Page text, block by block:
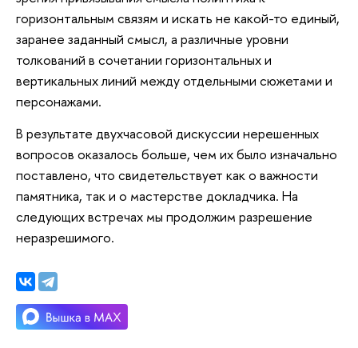
горизонтальным связям и искать не какой-то единый,
заранее заданный смысл, а различные уровни
толкований в сочетании горизонтальных и
вертикальных линий между отдельными сюжетами и
персонажами.
В результате двухчасовой дискуссии нерешенных
вопросов оказалось больше, чем их было изначально
поставлено, что свидетельствует как о важности
памятника, так и о мастерстве докладчика. На
следующих встречах мы продолжим разрешение
неразрешимого.